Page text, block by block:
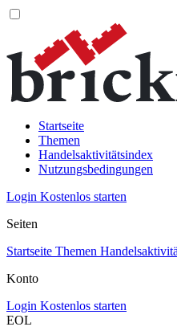
Startseite
Themen
Handelsaktivitätsindex
Nutzungsbedingungen
Login Kostenlos starten
Seiten
Startseite Themen
Konto
Login Kostenlos starten
EOL